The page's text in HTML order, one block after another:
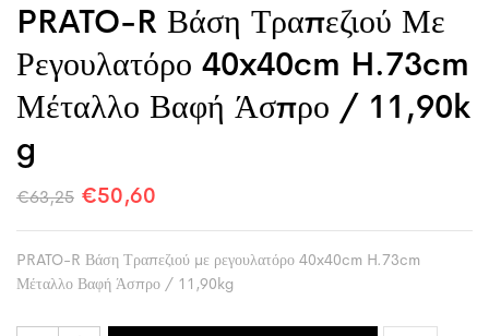
PRATO-R Βάση Τραπεζιού Με
Ρεγουλατόρο 40x40cm H.73cm
Μέταλλο Βαφή Άσπρο / 11,90k
G
€63,25 €50,60
PRATO-R Βάση Τραπεζιού με ρεγουλατόρο 40x40cm H.73cm
Μέταλλο Βαφή Άσπρο / 11,90kg